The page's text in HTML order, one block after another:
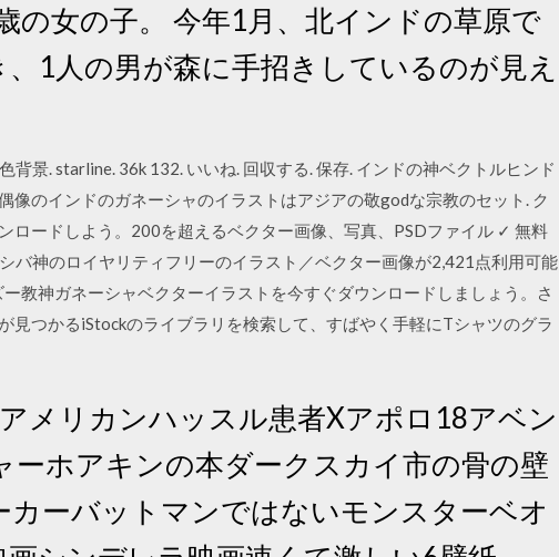
の女の子。 今年1月、北インドの草原で
1人の男が森に手招きしているのが見え
背景. starline. 36k 132. いいね. 回収する. 保存. インドの神ベクトルヒンド
像のインドのガネーシャのイラストはアジアの敬godな宗教のセット. ク
ロードしよう。200を超えるベクター画像、写真、PSDファイル ✓ 無料
バ神のロイヤリティフリーのイラスト／ベクター画像が2,421点利用可能
教神ガネーシャベクターイラストを今すぐダウンロードしましょう。さ
見つかるiStockのライブラリを検索して、すばやく手軽にTシャツのグラ
メリカンハッスル患者Xアポロ18アベン
ーホアキンの本ダークスカイ市の骨の壁
ーバットマンではないモンスターベオ